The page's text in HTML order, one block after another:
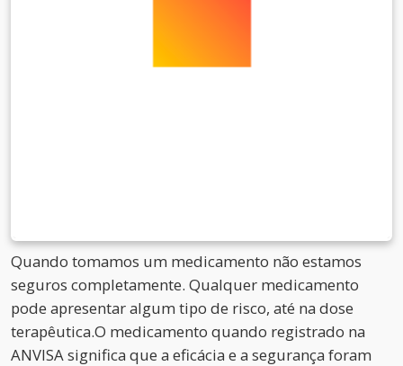
Quando tomamos um medicamento não estamos
seguros completamente. Qualquer medicamento
pode apresentar algum tipo de risco, até na dose
terapêutica.O medicamento quando registrado na
ANVISA significa que a eficácia e a segurança foram